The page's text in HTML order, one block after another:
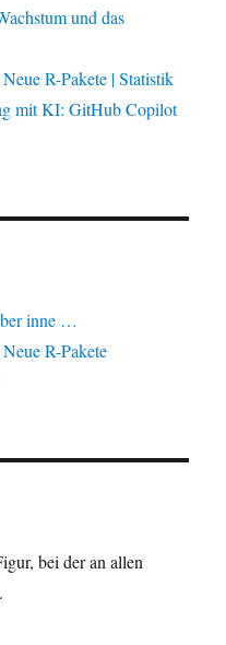
und das
R-Pakete | Statistik
mit KI: GitHub Copilot
inne …
R-Pakete
bei der an allen